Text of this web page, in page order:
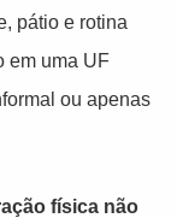
pátio e rotina
em uma UF
ou apenas
física não